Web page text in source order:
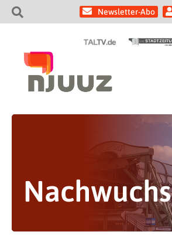
Newsletter-Abo
Nachwuchs